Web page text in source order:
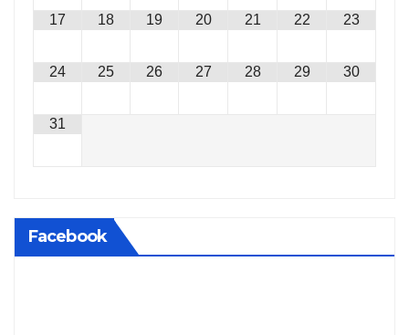
17 18 19 20 21 22 23
24 25 26 27 28 29 30
31
Facebook